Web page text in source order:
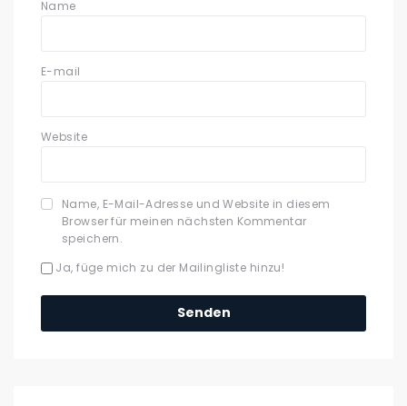
Name
E-mail
Website
Name, E-Mail-Adresse und Website in diesem
Browser für meinen nächsten Kommentar
speichern.
Ja, füge mich zu der Mailingliste hinzu!